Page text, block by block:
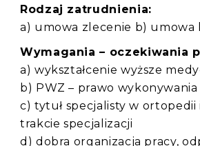
Rodzaj zatrudnienia:
a) umowa zlecenie b)
Wymagania – oczekiwania
a) wykształcenie wyższe
b) PWZ – prawo
c) tytuł specjalisty w
trakcie specjalizacji
d) dobra organizacja pracy,